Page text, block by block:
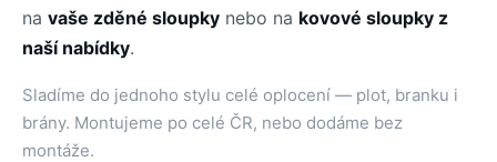
na vaše zděné sloupky nebo na kovové sloupky z
naší nabídky.
Sladíme do jednoho stylu celé oplocení — plot, branku i
brány. Montujeme po celé ČR, nebo dodáme bez
montáže.